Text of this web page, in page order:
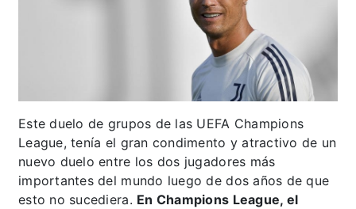
Este duelo de grupos de las UEFA Champions
League, tenía el gran condimento y atractivo de un
nuevo duelo entre los dos jugadores más
importantes del mundo luego de dos años de que
esto no sucediera. En Champions League, el